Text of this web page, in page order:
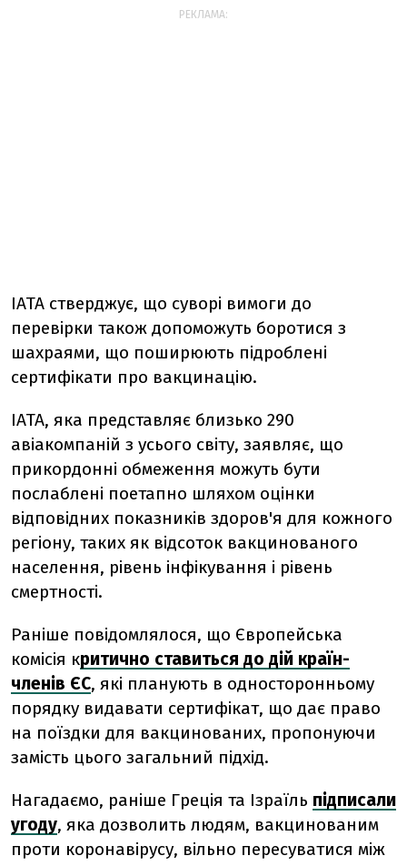
РЕКЛАМА:
IATA стверджує, що суворі вимоги до
перевірки також допоможуть боротися з
шахраями, що поширюють підроблені
сертифікати про вакцинацію.
IATA, яка представляє близько 290
авіакомпаній з усього світу, заявляє, що
прикордонні обмеження можуть бути
послаблені поетапно шляхом оцінки
відповідних показників здоров'я для кожного
регіону, таких як відсоток вакцинованого
населення, рівень інфікування і рівень
смертності.
Раніше повідомлялося, що Європейська
комісія критично ставиться до дій країн-
членів ЄС, які планують в односторонньому
порядку видавати сертифікат, що дає право
на поїздки для вакцинованих, пропонуючи
замість цього загальний підхід.
Нагадаємо, раніше Греція та Ізраїль підписали
угоду, яка дозволить людям, вакцинованим
проти коронавірусу, вільно пересуватися між